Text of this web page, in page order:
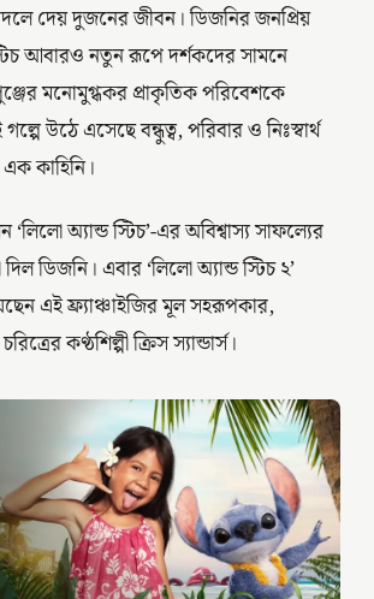
দেয় দুজনের জীবন। ডিজনির জনপ্রিয়
আবারও নতুন রূপে দর্শকদের সামনে
মনোমুগ্ধকর প্রাকৃতিক পরিবেশকে
উঠে এসেছে বন্ধুত্ব, পরিবার ও নিঃস্বার্থ
কাহিনি।
অ্যান্ড স্টিচ’-এর অবিশ্বাস্য সাফল্যের
ডিজনি। এবার ‘লিলো অ্যান্ড স্টিচ ২’
এই ফ্র্যাঞ্চাইজির মূল সহরূপকার,
কণ্ঠশিল্পী ক্রিস স্যান্ডার্স।